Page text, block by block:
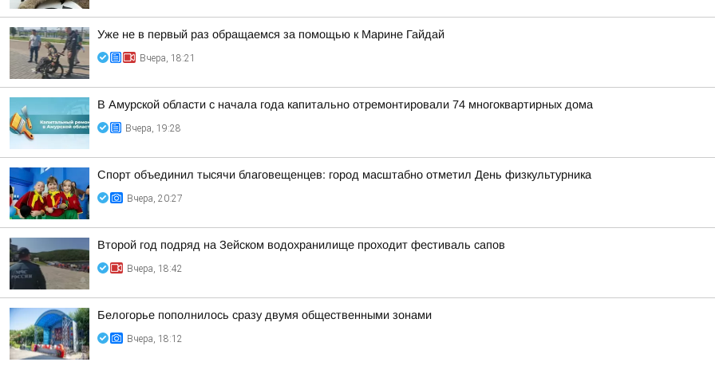
Уже не в первый раз обращаемся за помощью к Марине Гайдай
Вчера, 18:21
В Амурской области с начала года капитально отремонтировали 74 многоквартирных дома
Вчера, 19:28
Спорт объединил тысячи благовещенцев: город масштабно отметил День физкультурника
Вчера, 20:27
Второй год подряд на Зейском водохранилище проходит фестиваль сапов
Вчера, 18:42
Белогорье пополнилось сразу двумя общественными зонами
Вчера, 18:12